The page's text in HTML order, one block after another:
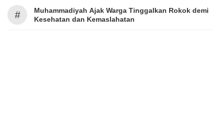
#
Muhammadiyah Ajak Warga Tinggalkan Rokok demi
Kesehatan dan Kemaslahatan